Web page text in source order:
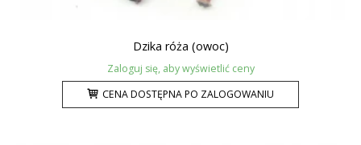
Dzika róża (owoc)
Zaloguj się, aby wyświetlić ceny
CENA DOSTĘPNA PO ZALOGOWANIU